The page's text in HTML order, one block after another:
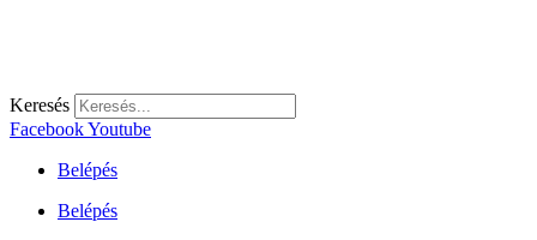
Keresés
FacebookYoutube
Belépés
Belépés